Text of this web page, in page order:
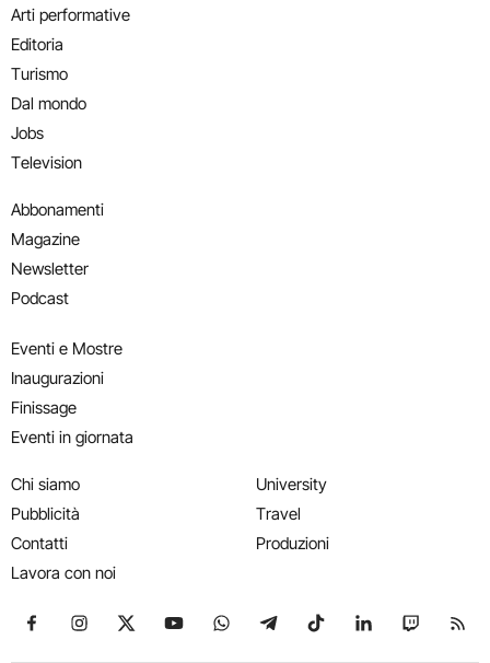
Arti performative
Editoria
Turismo
Dal mondo
Jobs
Television
Abbonamenti
Magazine
Newsletter
Podcast
Eventi e Mostre
Inaugurazioni
Finissage
Eventi in giornata
Chi siamo
Pubblicità
Contatti
Lavora con noi
University
Travel
Produzioni
Seguici su Facebook
Seguici su Instagram
Seguici su X
Seguici su YouTube
Seguici su WhatsApp
Seguici su Telegram
Seguici su TikTok
Seguici su
Seguici